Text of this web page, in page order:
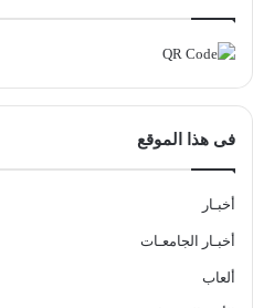
فى هذا الموقع
أخبـار
أخبـار الجامعـات
ألعاب